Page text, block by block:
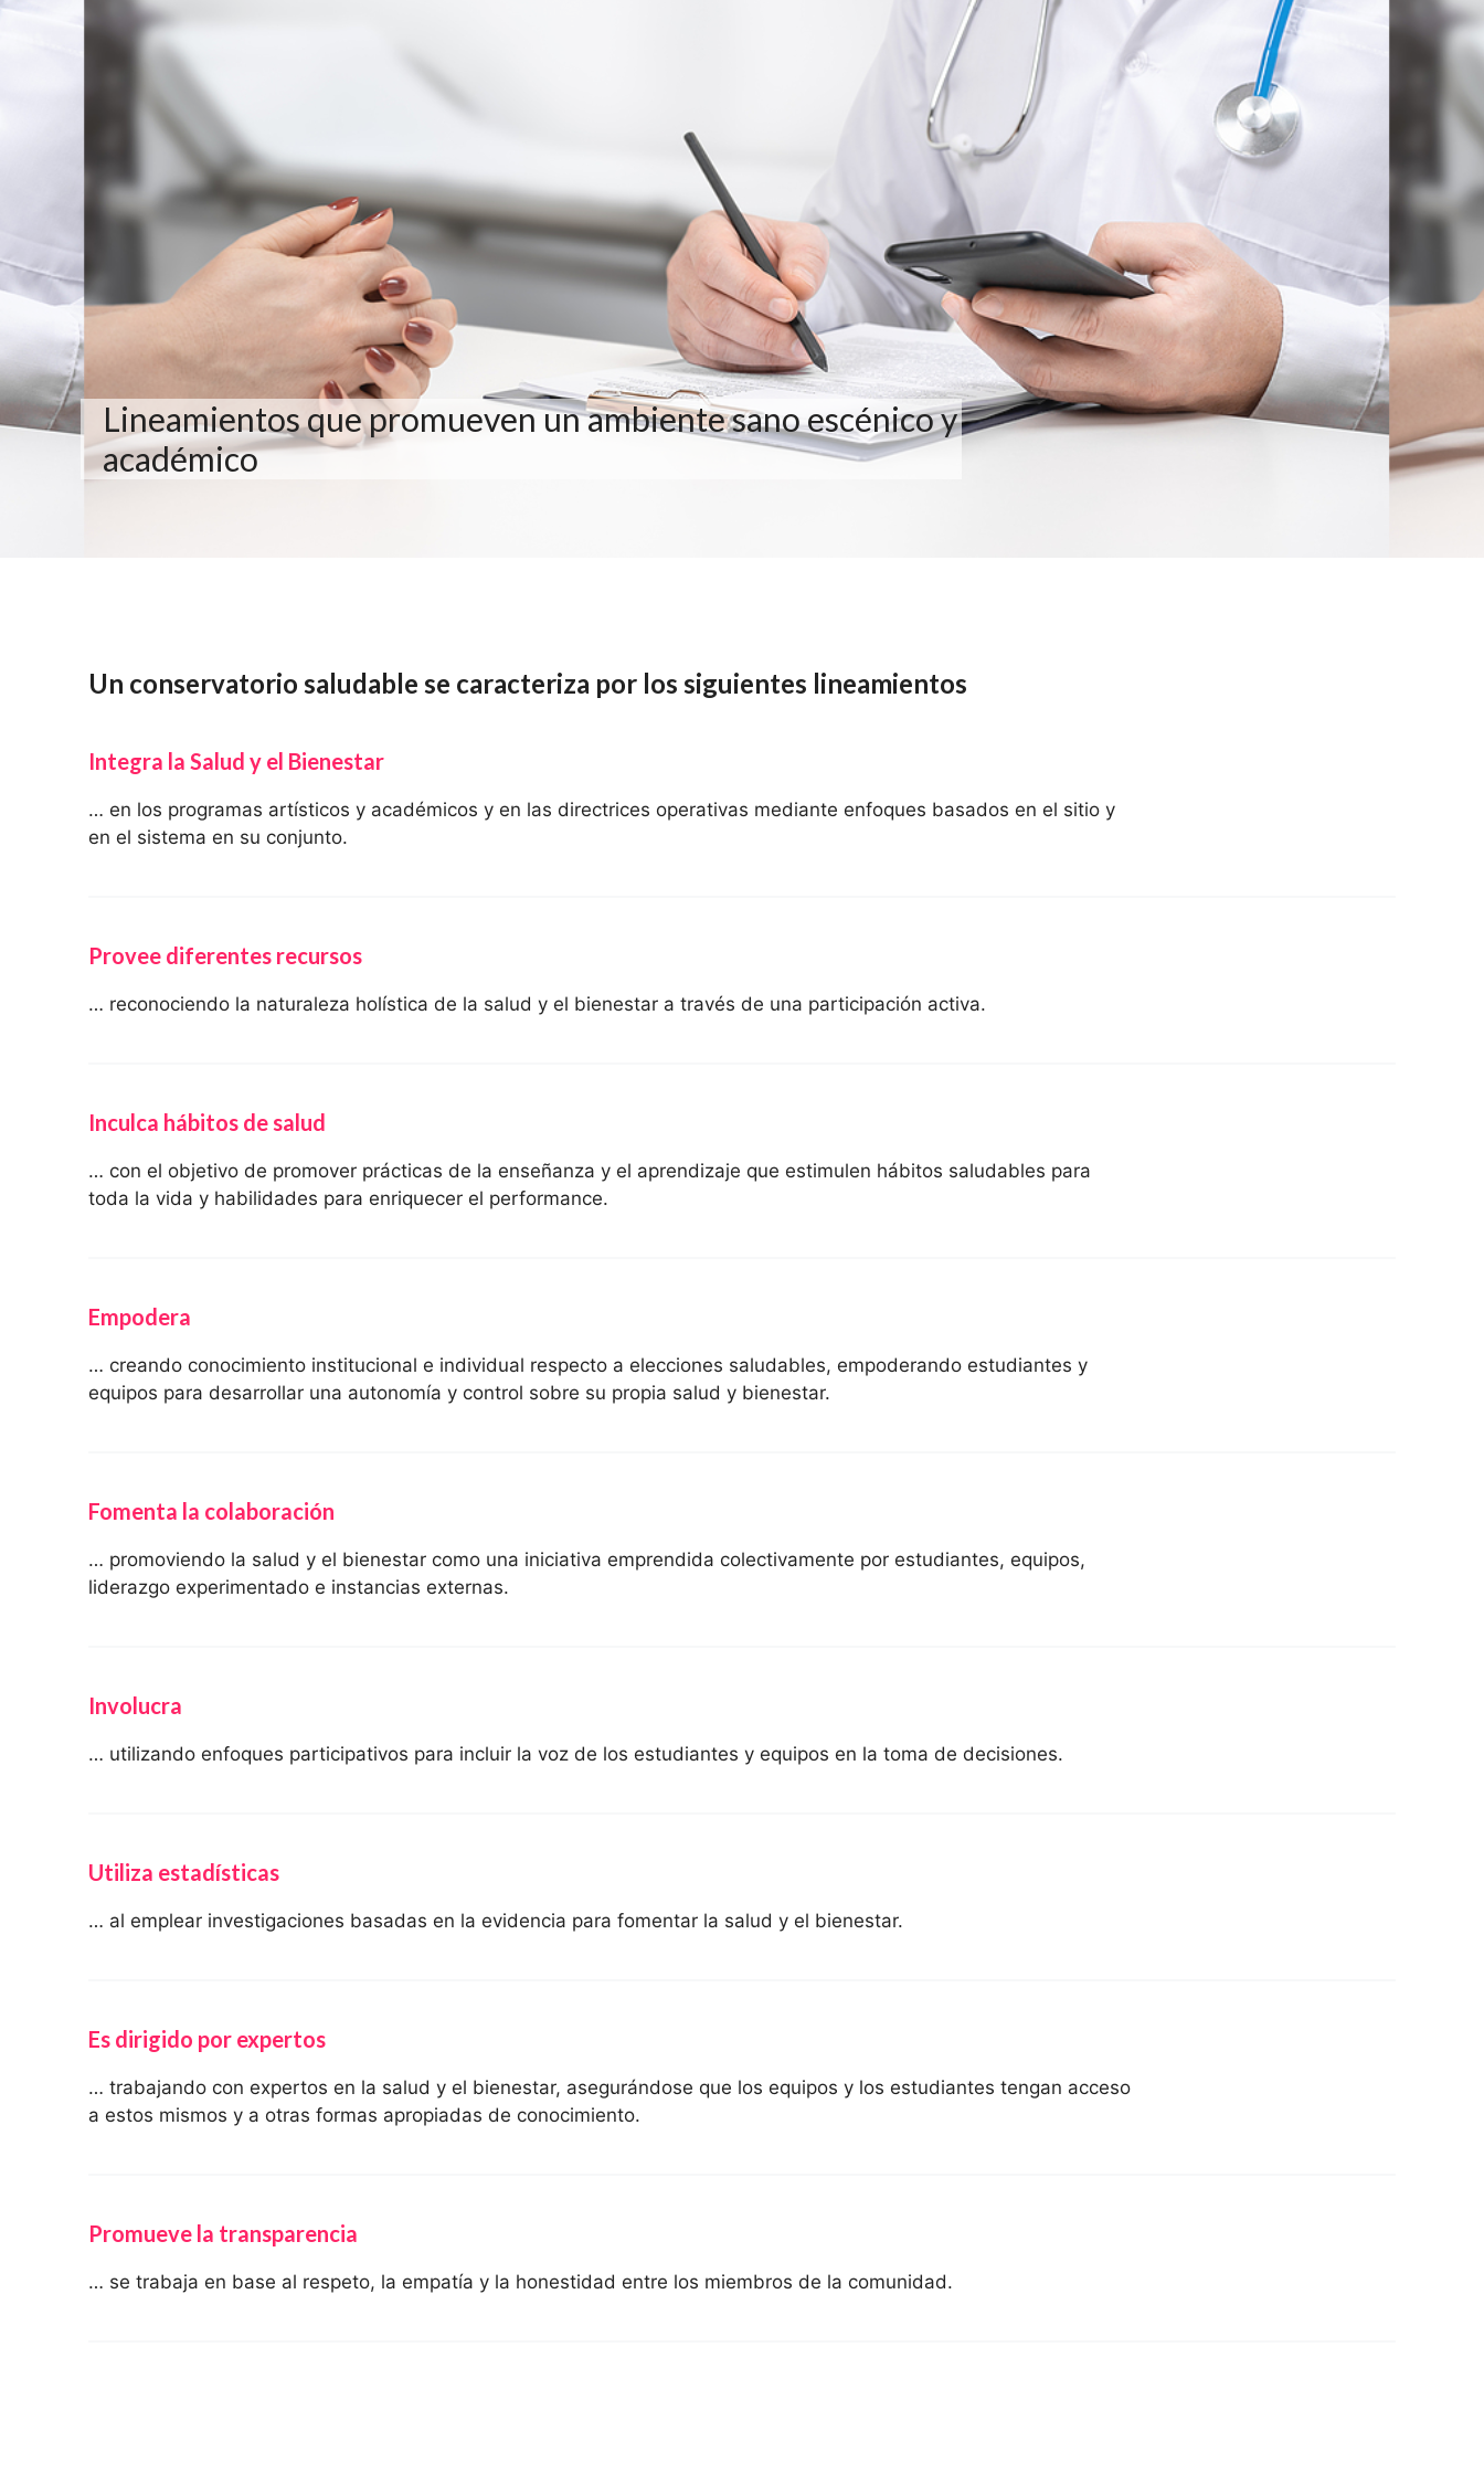
Lineamientos que promueven un ambiente sano escénico y
académico
Un conservatorio saludable se caracteriza por los siguientes lineamientos
Integra la Salud y el Bienestar
… en los programas artísticos y académicos y en las directrices operativas mediante enfoques basados en el sitio y
en el sistema en su conjunto.
Provee diferentes recursos
… reconociendo la naturaleza holística de la salud y el bienestar a través de una participación activa.
Inculca hábitos de salud
… con el objetivo de promover prácticas de la enseñanza y el aprendizaje que estimulen hábitos saludables para
toda la vida y habilidades para enriquecer el performance.
Empodera
… creando conocimiento institucional e individual respecto a elecciones saludables, empoderando estudiantes y
equipos para desarrollar una autonomía y control sobre su propia salud y bienestar.
Fomenta la colaboración
… promoviendo la salud y el bienestar como una iniciativa emprendida colectivamente por estudiantes, equipos,
liderazgo experimentado e instancias externas.
Involucra
… utilizando enfoques participativos para incluir la voz de los estudiantes y equipos en la toma de decisiones.
Utiliza estadísticas
… al emplear investigaciones basadas en la evidencia para fomentar la salud y el bienestar.
Es dirigido por expertos
… trabajando con expertos en la salud y el bienestar, asegurándose que los equipos y los estudiantes tengan acceso
a estos mismos y a otras formas apropiadas de conocimiento.
Promueve la transparencia
… se trabaja en base al respeto, la empatía y la honestidad entre los miembros de la comunidad.